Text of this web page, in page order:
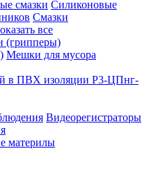
смазки Силиконовые
Смазки
все
(грипперы)
Мешки для мусора
в ПВХ изоляции Р3-ЦПнг-
Видеорегистраторы
материлы